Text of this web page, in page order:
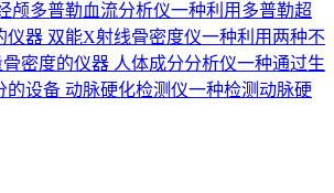
颅多普勒血流分析仪一种利用多普勒超
仪器 双能X射线骨密度仪一种利用两种不
密度的仪器 人体成分分析仪一种通过生
的设备 动脉硬化检测仪一种检测动脉硬